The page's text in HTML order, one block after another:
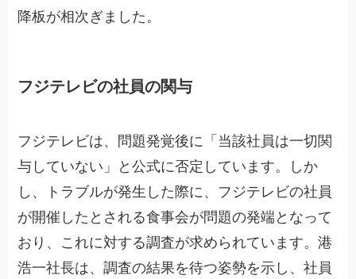
降板が相次ぎました。
フジテレビの社員の関与
フジテレビは、問題発覚後に「当該社員は一切関
与していない」と公式に否定しています。しか
し、トラブルが発生した際に、フジテレビの社員
が開催したとされる食事会が問題の発端となって
おり、これに対する調査が求められています。港
浩一社長は、調査の結果を待つ姿勢を示し、社員